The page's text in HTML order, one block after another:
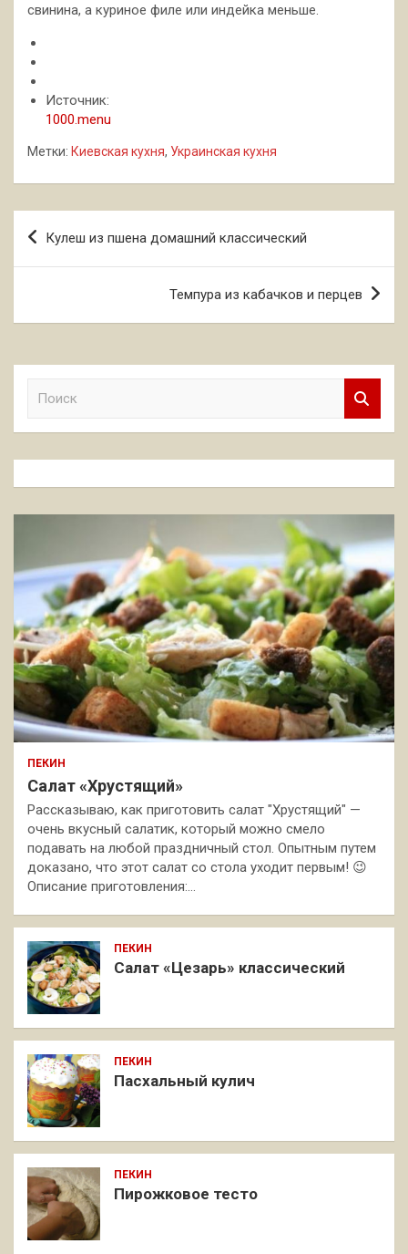
свинина, а куриное филе или индейка меньше.
Источник:
1000.menu
Метки: Киевская кухня, Украинская кухня
Навигация
Кулеш из пшена домашний классический
Темпура из кабачков и перцев
к
ПЕКИН
Салат «Хрустящий»
Рассказываю, как приготовить салат "Хрустящий" —
очень вкусный салатик, который можно смело
подавать на любой праздничный стол. Опытным путем
доказано, что этот салат со стола уходит первым! 😉
Описание приготовления:…
ПЕКИН
Салат «Цезарь» классический
ПЕКИН
Пасхальный кулич
ПЕКИН
Пирожковое тесто